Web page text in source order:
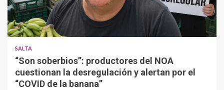
SALTA
“Son soberbios”: productores del NOA
cuestionan la desregulación y alertan por el
“COVID de la banana”